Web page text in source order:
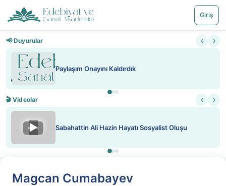
Giriş
📢 Duyurular ‹ ›
Paylaşım Onayını Kaldırdık
🎬 Videolar ‹ ›
▶ Sabahattin Ali Hazin Hayatı Sosyalist Oluşu
Magcan Cumabayev